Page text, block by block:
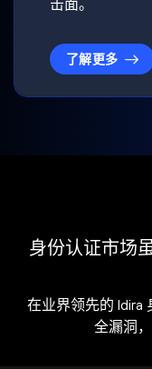
击面。
了解更多
身份认证市场
在业界领先的 Idira
全漏洞